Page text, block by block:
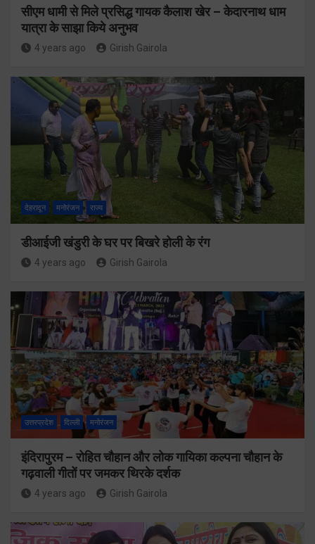
सीएम धामी से मिले प्रसिद्ध गायक कैलाश खेर – केदारनाथ धाम
यात्रा के साझा किये अनुभव
4 years ago Girish Gairola
देहरादून मनोरंजन राज्य
डीआईजी खंडुरी के घर पर बिखरे होली के रंग
4 years ago Girish Gairola
उत्तरप्रदेश दिल्ली मनोरंजन
इंदिरापुरम – रोहित चौहान और लोक गायिका कल्पना चौहान के
गढ़वाली गीतों पर जमकर थिरके दर्शक
4 years ago Girish Gairola